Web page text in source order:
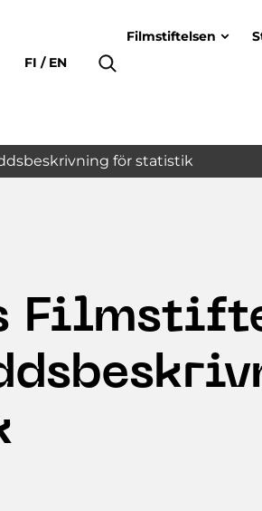
Filmstiftelsen
FI EN
för statistik